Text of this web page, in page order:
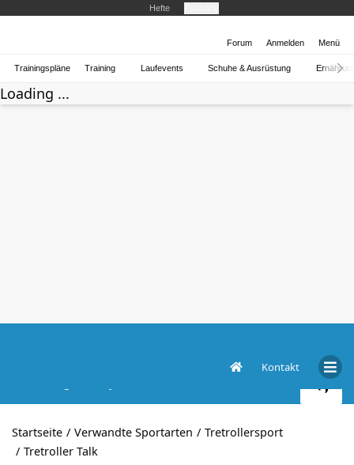
Hefte
Forum Anmelden Menü
Trainingspläne Training Laufevents Schuhe & Ausrüstung
Loading ...
Kontakt
Startseite Verwandte Sportarten
Tretrollersport
Tretroller Talk